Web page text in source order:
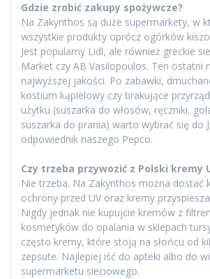
Gdzie zrobić zakupy spożywcze?
Na Zakynthos są duże supermarkety, w
wszystkie produkty oprócz ogórków
Jest popularny Lidl, ale również greckie
Market czy AB Vasilopoulos. Ten ostatni
najwyższej jakości. Po zabawki,
kostium kąpielowy czy brakujące
użytku (suszarka do włosów, ręczniki,
suszarka do prania) warto wybrać się do
odpowiednik naszego Pepco.
Czy trzeba przywozić z Polski kremy
Nie trzeba. Na Zakynthos można dostać
ochrony przed UV oraz kremy
Nigdy jednak nie kupujcie kremów z
kosmetyków do opalania w sklepach
często kremy, które stoją na słońcu od
zepsute. Najlepiej iść do apteki albo do
supermarketu sieciowego.